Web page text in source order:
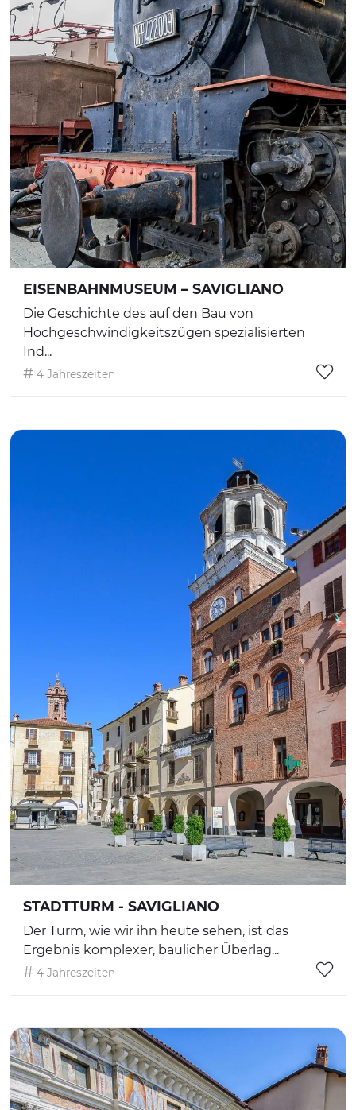
EISENBAHNMUSEUM – SAVIGLIANO
Die Geschichte des auf den Bau von
Hochgeschwindigkeitszügen spezialisierten
Ind...
4 Jahreszeiten
STADTTURM - SAVIGLIANO
Der Turm, wie wir ihn heute sehen, ist das
Ergebnis komplexer, baulicher Überlag...
4 Jahreszeiten